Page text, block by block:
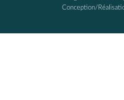
Conception/